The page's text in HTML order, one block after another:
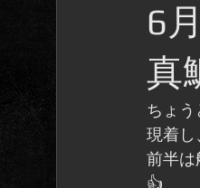
6
真
ちょ
現着
前半は
👍